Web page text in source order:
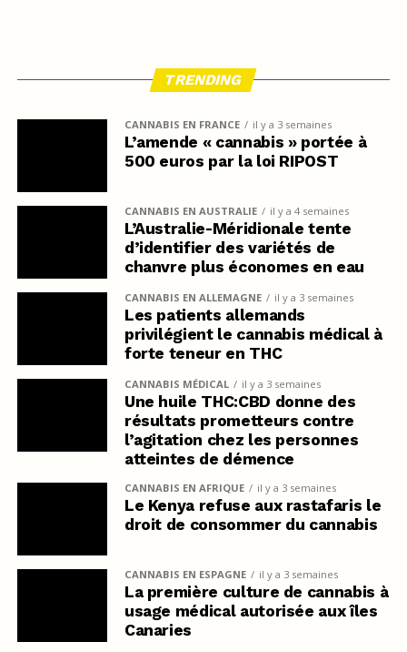
TRENDING
CANNABIS EN FRANCE il y a 3 semaines
L’amende « cannabis » portée à
500 euros par la loi RIPOST
CANNABIS EN AUSTRALIE il y a 4 semaines
L’Australie-Méridionale tente
d’identifier des variétés de
chanvre plus économes en eau
CANNABIS EN ALLEMAGNE il y a 3 semaines
Les patients allemands
privilégient le cannabis médical à
forte teneur en THC
CANNABIS MÉDICAL il y a 3 semaines
Une huile THC:CBD donne des
résultats prometteurs contre
l’agitation chez les personnes
atteintes de démence
CANNABIS EN AFRIQUE il y a 3 semaines
Le Kenya refuse aux rastafaris le
droit de consommer du cannabis
CANNABIS EN ESPAGNE il y a 3 semaines
La première culture de cannabis à
usage médical autorisée aux îles
Canaries